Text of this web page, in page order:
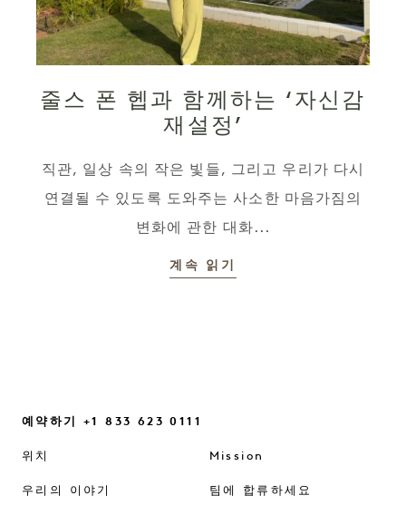
줄스 폰 헵과 함께하는 ‘자신감
재설정’
직관, 일상 속의 작은 빛들, 그리고 우리가 다시
연결될 수 있도록 도와주는 사소한 마음가짐의
변화에 관한 대화...
계속 읽기
예약하기 +1 833 623 0111
위치
우리의 이야기
Mission
팀에 합류하세요